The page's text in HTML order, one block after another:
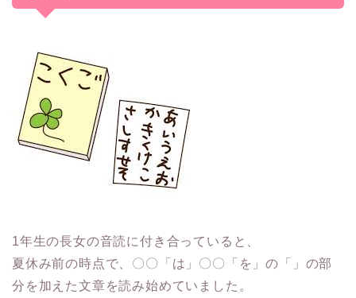
1年生の長女の音読に付き合っていると、
夏休み前の時点で、〇〇「は」〇〇「を」の「」の部
分を加えた文章を読み始めていました。